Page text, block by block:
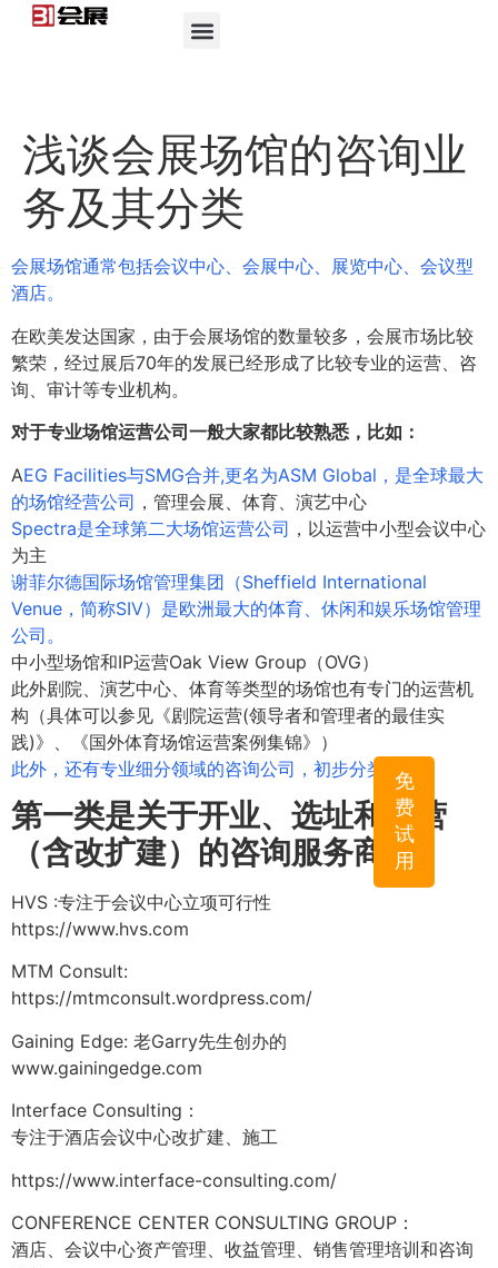
免
费
试
用
浅谈会展场馆的咨询业
务及其分类
会展场馆通常包括会议中心、会展中心、展览中心、会议型
酒店。
在欧美发达国家，由于会展场馆的数量较多，会展市场比较
繁荣，经过展后70年的发展已经形成了比较专业的运营、咨
询、审计等专业机构。
对于专业场馆运营公司一般大家都比较熟悉，比如：
AEG Facilities与SMG合并,更名为ASM Global，是全球最大
的场馆经营公司 ，管理会展、体育、演艺中心
Spectra是全球第二大场馆运营公司 ，以运营中小型会议中心
为主
谢菲尔德国际场馆管理集团（Sheffield International
Venue，简称SIV）是欧洲最大的体育、休闲和娱乐场馆管理
公司。
中小型场馆和IP运营Oak View Group（OVG）
此外剧院、演艺中心、体育等类型的场馆也有专门的运营机
构（具体可以参见《剧院运营(领导者和管理者的最佳实
践)》、《国外体育场馆运营案例集锦》）
此外，还有专业细分领域的咨询公司，初步分类如下：
第一类是关于开业、选址和运营
（含改扩建）的咨询服务商
HVS :专注于会议中心立项可行性
https://www.hvs.com
MTM Consult:
https://mtmconsult.wordpress.com/
Gaining Edge: 老Garry先生创办的
www.gainingedge.com
Interface Consulting：
专注于酒店会议中心改扩建、施工
https://www.interface-consulting.com/
CONFERENCE CENTER CONSULTING GROUP：
酒店、会议中心资产管理、收益管理、销售管理培训和咨询